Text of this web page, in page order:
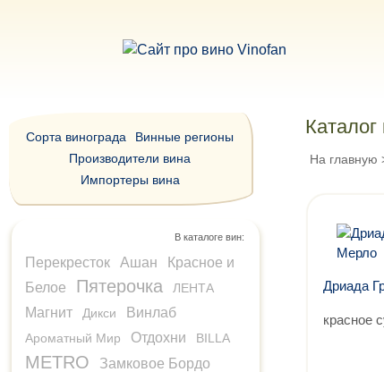
На главную
Дриада
красное
Сорта винограда
Винные регионы
Производители вина
Импортеры вина
В каталоге вин:
Перекресток Ашан
Красное и
Белое
Пятерочка ЛЕНТА
Магнит Дикси Винлаб
Ароматный Мир Отдохни BILLA
METRO
Замковое Бордо